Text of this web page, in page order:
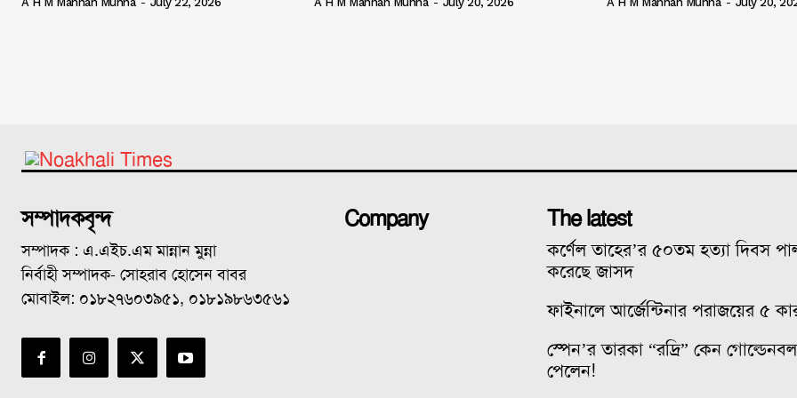
সম্পাদকবৃন্দ
সম্পাদক : এ.এইচ.এম মান্নান মুন্না
নির্বাহী সম্পাদক- সোহরাব হোসেন বাবর
মোবাইল: ০১৮২৭৬০৩৯৫১, ০১৮১৯৮৬৩৫৬১
Company The latest
কর্ণেল তাহের’র ৫০তম হত্যা দিবস
করেছে জাসদ
ফাইনালে আর্জেন্টিনার পরাজয়ের ৫
স্পেন’র তারকা “রদ্রি” কেন গোল্ডেনবল
পেলেন!